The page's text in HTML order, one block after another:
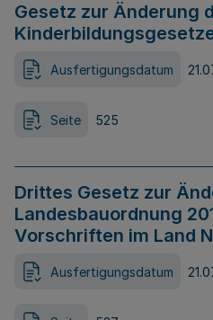
Gesetz zur Änderung
Ausfertigungsdatum
Seite 525
Drittes Gesetz zur
Landesbauordnung
Vorschriften im Land
Ausfertigungsdatum